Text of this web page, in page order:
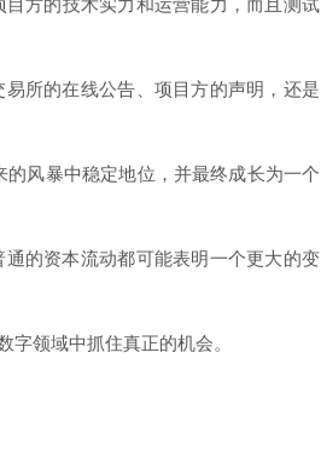
方的技术实力和运营能力，而且测试
所的在线公告、项目方的声明，还是
的风暴中稳定地位，并最终成长为一个
的资本流动都可能表明一个更大的变
领域中抓住真正的机会。